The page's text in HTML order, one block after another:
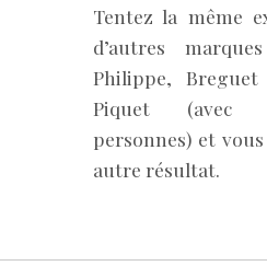
Tentez la même
d’autres
Philippe,
Piquet (avec
personnes) et
autre résultat.